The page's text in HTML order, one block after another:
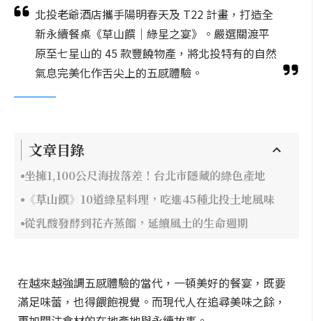
北投老爺酒店攜手陽明春天及 T22 計畫，打造全
新永續餐桌《草山饌｜綠星之宴》。嚴選關渡平
原至七星山的 45 款豐饒物產，將北投特有的自然
氣息完美化作舌尖上的五感體驗。
文章目錄
坐擁1,100公尺海拔落差！台北市隱藏的綠色產地
《草山饌》10道綠星料理，吃進45種北投土地風味
從乳酸發酵到花卉蒸餾，延續風土的生命週期
在越來越強調五感體驗的當代，一頓美好的餐宴，既要
滿足味蕾，也得餵飽視覺。而現代人在追尋美味之餘，